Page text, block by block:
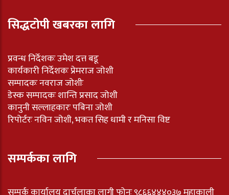
सिद्धटोपी खबरका लागि
प्रवन्ध निर्देशकः उमेश दत्त बडू
कार्यकारी निर्देशकः प्रेमराज जोशी
सम्पादकः नवराज जोशीः
डेस्क सम्पादकः शान्ति प्रसाद जोशी
कानुनी सल्लाहकारः पबिना जोशी
रिपोर्टरः नविन जोशी, भकत सिह धामी र मनिसा विष्ट
सम्पर्कका लागि